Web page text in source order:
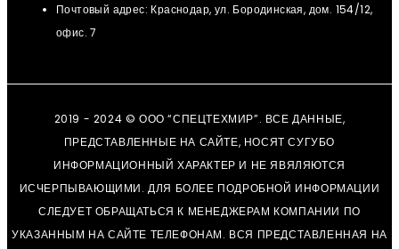
Почтовый адрес: Краснодар, ул. Бородинская, дом. 154/12,
офис. 7
2019 - 2024 © ООО “СПЕЦТЕХМИР”. ВСЕ ДАННЫЕ,
ПРЕДСТАВЛЕННЫЕ НА САЙТЕ, НОСЯТ СУГУБО
ИНФОРМАЦИОННЫЙ ХАРАКТЕР И НЕ ЯВЯЛЯЮТСЯ
ИСЧЕРПЫВАЮЩИМИ. ДЛЯ БОЛЕЕ ПОДРОБНОЙ ИНФОРМАЦИИ
СЛЕДУЕТ ОБРАЩАТЬСЯ К МЕНЕДЖЕРАМ КОМПАНИИ ПО
УКАЗАННЫМ НА САЙТЕ ТЕЛЕФОНАМ. ВСЯ ПРЕДСТАВЛЕННАЯ НА